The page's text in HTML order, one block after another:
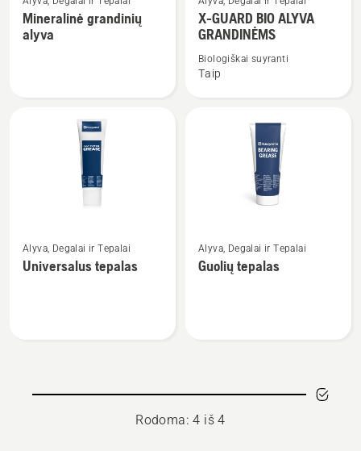
daugiau
detalių
apie
Mineralinė grandinių
alyva
daugiau
detalių
GUARD
GRANDINĖMS
X-GUARD BIO ALYVA
GRANDINĖMS
Biologiškai suyranti
Taip
daugiau
detalių
Alyva, Degalai ir Tepalai
Universalus tepalas
daugiau
detalių
Alyva, Degalai ir Tepalai
Guolių tepalas
Rodoma: 4 iš 4